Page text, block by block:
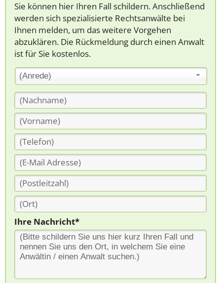
Sie können hier Ihren Fall schildern. Anschließend
werden sich spezialisierte Rechtsanwälte bei
Ihnen melden, um das weitere Vorgehen
abzuklären. Die Rückmeldung durch einen Anwalt
ist für Sie kostenlos.
(Anrede)
Ihre Nachricht*